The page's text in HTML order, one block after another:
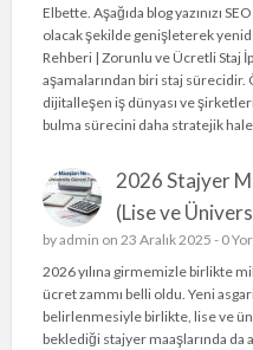
Elbette. Aşağıda blog yazınızı
olacak şekilde genişleterek
Rehberi | Zorunlu ve Ücretli Staj
aşamalarından biri staj sürecidir.
dijitalleşen iş dünyası ve
bulma sürecini daha stratejik
2026 Stajyer
(Lise ve
byadmin on 23 Aralık 2025 - 0
2026 yılına girmemizle birlikte
ücret zammı belli oldu. Yeni
belirlenmesiyle birlikte, lise ve
beklediği stajyer maaşlarında da